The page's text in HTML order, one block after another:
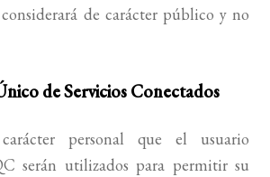
de carácter público y no
de Servicios Conectados
personal que el usuario
serán utilizados para permitir su